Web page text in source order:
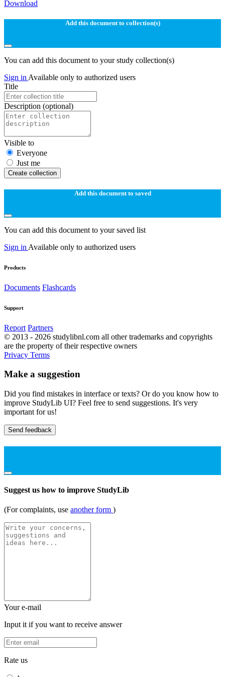
Download
Add this document to collection(s)
You can add this document to your study collection(s)
Sign in Available only to authorized users
Title
Description (optional)
Visible to
Everyone
Just me
Create collection
Add this document to saved
You can add this document to your saved list
Sign in Available only to authorized users
Products
Documents Flashcards
Support
Report Partners
© 2013 - 2026 studylibnl.com all other trademarks and copyrights
are the property of their respective owners
Privacy Terms
Make a suggestion
Did you find mistakes in interface or texts? Or do you know how to
improve StudyLib UI? Feel free to send suggestions. It's very
important for us!
Send feedback
Suggest us how to improve StudyLib
(For complaints, use another form )
Your e-mail
Input it if you want to receive answer
Rate us